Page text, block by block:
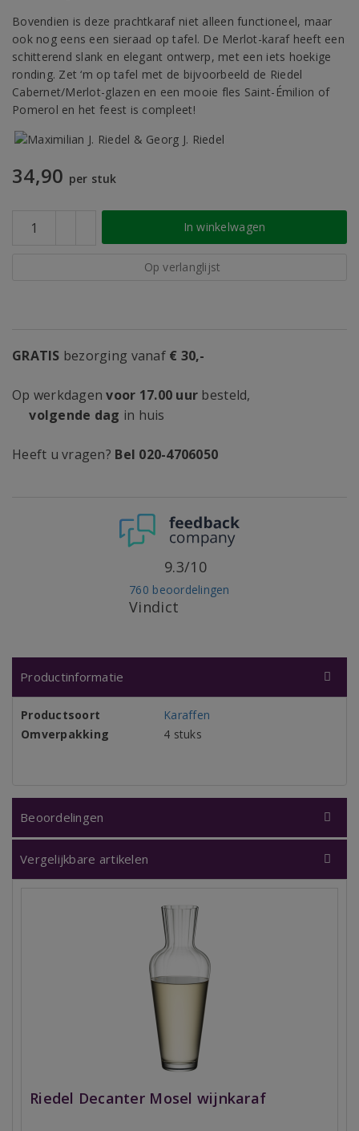
Bovendien is deze prachtkaraf niet alleen functioneel, maar
ook nog eens een sieraad op tafel. De Merlot-karaf heeft een
schitterend slank en elegant ontwerp, met een iets hoekige
ronding. Zet ‘m op tafel met de bijvoorbeeld de Riedel
Cabernet/Merlot-glazen en een mooie fles Saint-Émilion of
Pomerol en het feest is compleet!
34,90 per stuk
In winkelwagen
Op verlanglijst
GRATIS bezorging vanaf € 30,-
Op werkdagenvoor 17.00 uur besteld,
volgende dag in huis
Heeft u vragen? Bel 020-4706050
Vindict
760 beoordelingen
9.3/10
Productinformatie
Productsoort
Karaffen
Omverpakking
4 stuks
Beoordelingen
Vergelijkbare artikelen
Riedel Decanter Mosel wijnkaraf